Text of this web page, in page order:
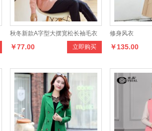
秋冬新款A字型大摆宽松长袖毛衣
女 立即购买
￥77.00
修身风衣
￥135.00